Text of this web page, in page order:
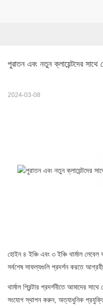
পুরাতন এবং নতুন ক্লায়েন্টদের সাথে
2024-03-08
হোইন ৪ ইঞ্চি এবং ৩ ইঞ্চি থার্মাল লেবেল
সর্বশেষ সাফল্যগুলি প্রদর্শন করতে
থার্মাল প্রিন্টার প্রদর্শনীতে আমাদের
সংযোগ স্থাপন করুন, অত্যাধুনিক